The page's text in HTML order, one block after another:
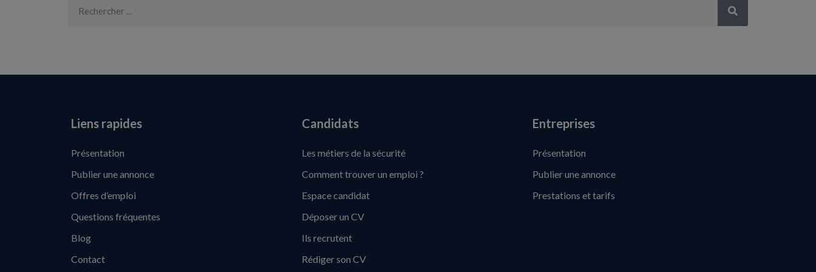
Liens rapides
Présentation
Publier une annonce
Offres d’emploi
Questions fréquentes
Blog
Contact
Candidats
Les métiers de la sécurité
Comment trouver un emploi ?
Espace candidat
Déposer un CV
Ils recrutent
Rédiger son CV
Entreprises
Présentation
Publier une annonce
Prestations et tarifs